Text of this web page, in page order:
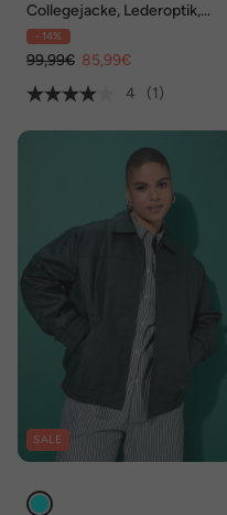
Collegejacke, Lederoptik,
Streifenbündchen
- 14%
99,99€ 85,99€
4
(1)
SALE